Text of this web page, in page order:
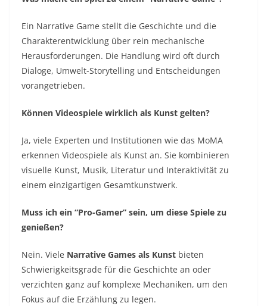
Ein Narrative Game stellt die Geschichte und die
Charakterentwicklung über rein mechanische
Herausforderungen. Die Handlung wird oft durch
Dialoge, Umwelt-Storytelling und Entscheidungen
vorangetrieben.
Können Videospiele wirklich als Kunst gelten?
Ja, viele Experten und Institutionen wie das MoMA
erkennen Videospiele als Kunst an. Sie kombinieren
visuelle Kunst, Musik, Literatur und Interaktivität zu
einem einzigartigen Gesamtkunstwerk.
Muss ich ein “Pro-Gamer” sein, um diese Spiele zu
genießen?
Nein. Viele Narrative Games als Kunst bieten
Schwierigkeitsgrade für die Geschichte an oder
verzichten ganz auf komplexe Mechaniken, um den
Fokus auf die Erzählung zu legen.